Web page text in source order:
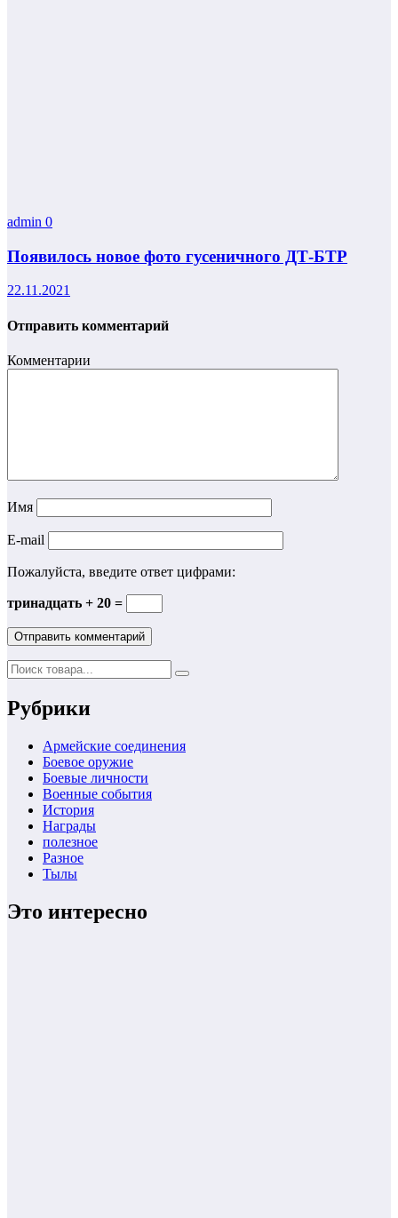
admin 0
Появилось новое фото гусеничного ДТ-БТР
22.11.2021
Отправить комментарий
Комментарии
Имя
E-mail
Пожалуйста, введите ответ цифрами:
тринадцать + 20 =
Рубрики
Армейские соединения
Боевое оружие
Боевые личности
Военные события
История
Награды
полезное
Разное
Тылы
Это интересно